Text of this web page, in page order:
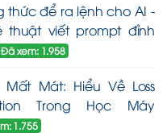
thức để ra lệnh cho AI -
thuật viết prompt đỉnh
Đã xem: 1.958
Mất Mát: Hiểu Về Loss
Trong Học Máy
1.755